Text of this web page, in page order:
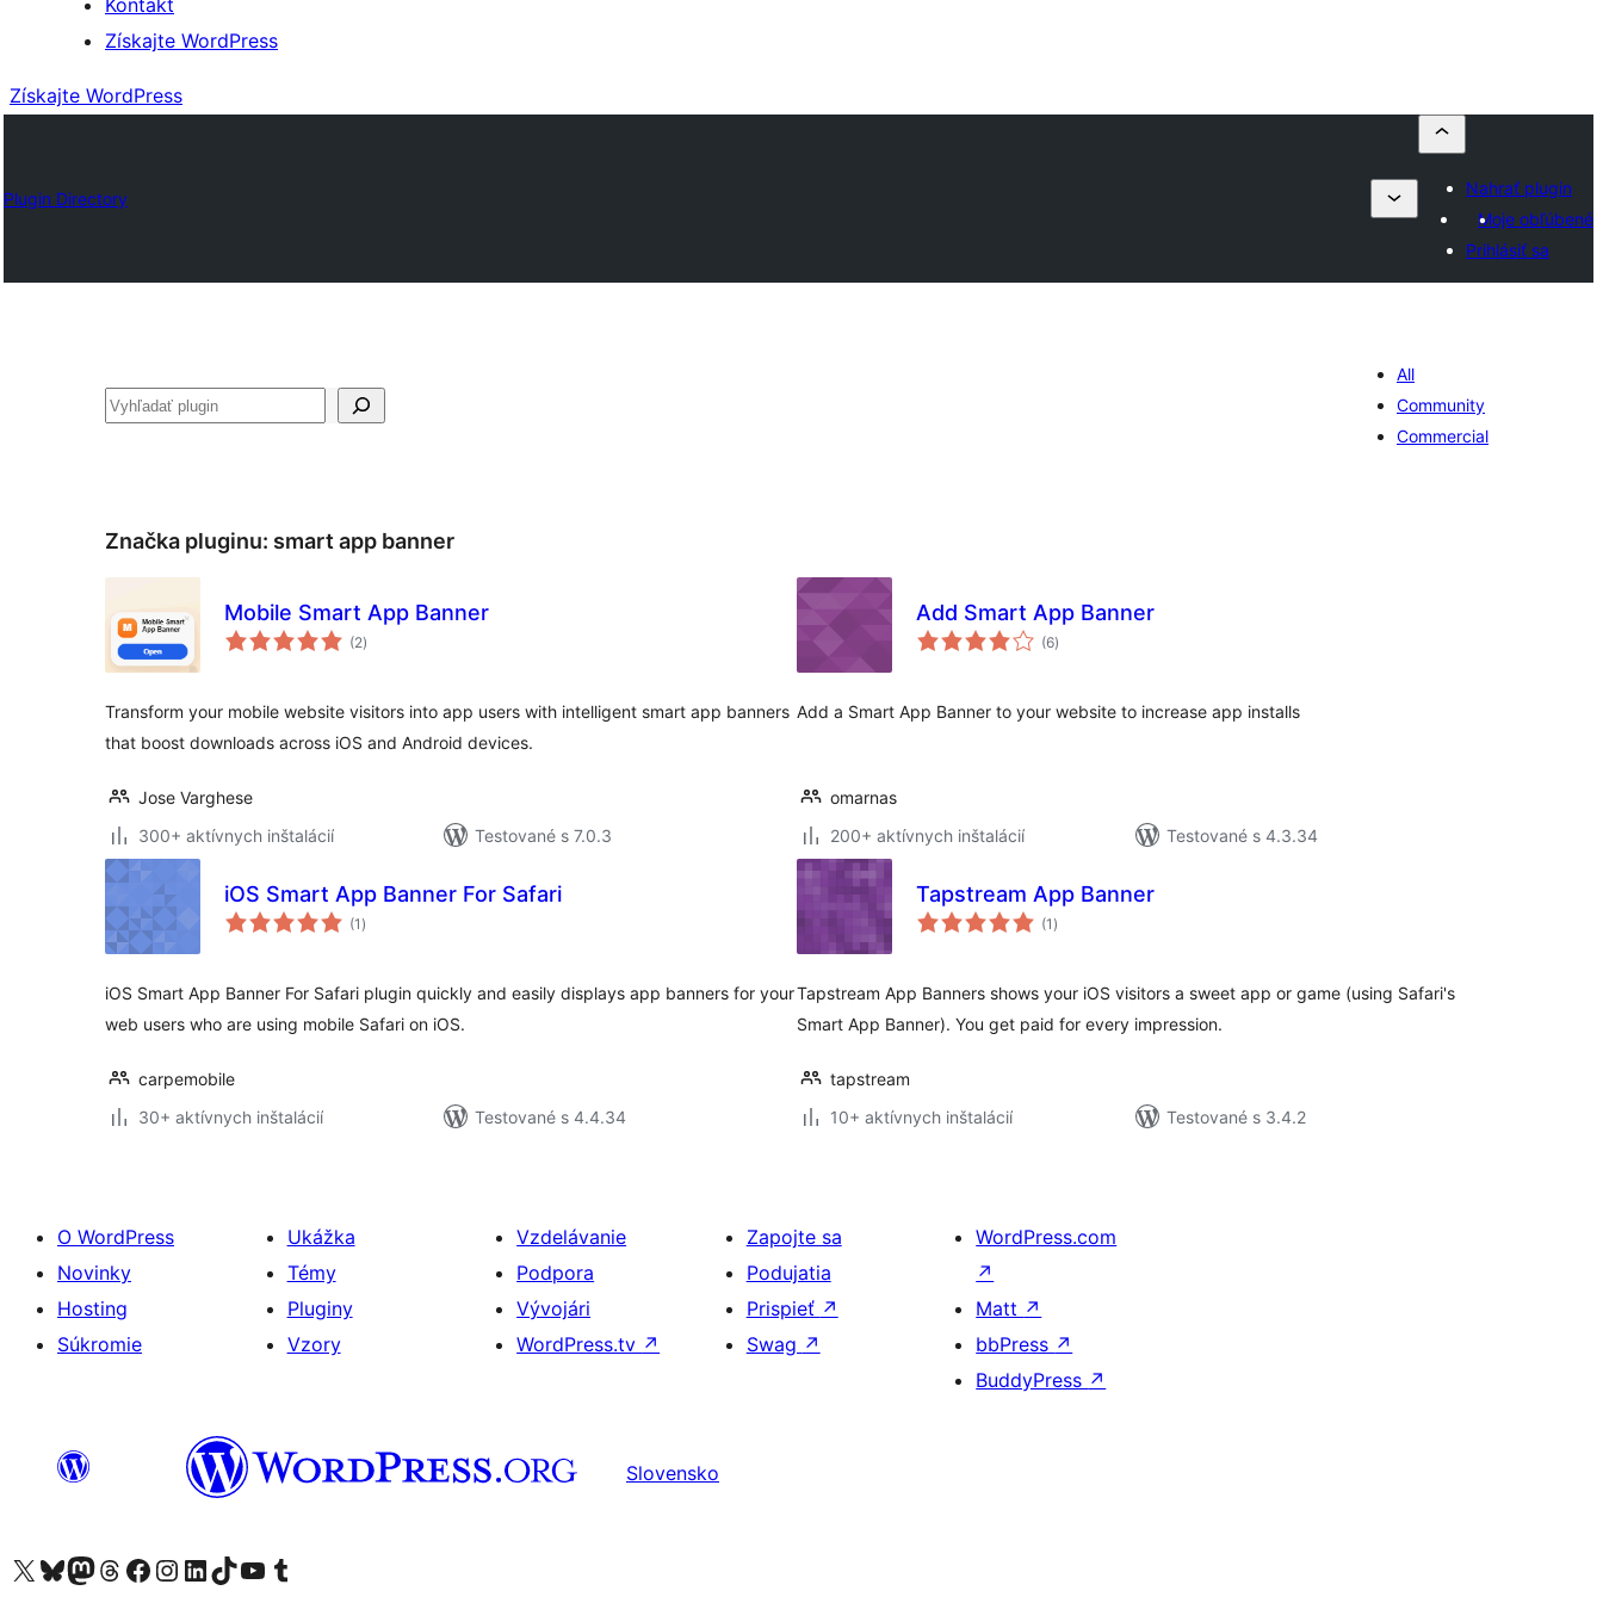
Kontakt
Získajte WordPress
Získajte WordPress
Plugin Directory
Nahrať plugin
Moje obľúbené
Prihlásiť sa
Hľadať
All
Community
Commercial
Značka pluginu: smart app banner
Mobile Smart App Banner
(2celkové
hodnotenie
)
Transform your mobile website visitors into app users with intelligent smart app banners
that boost downloads across iOS and Android devices.
Jose Varghese
300+ aktívnych inštalácií
Testované s 7.0.3
Add Smart App Banner
(6celkové
hodnotenie
)
Add a Smart App Banner to your website to increase app installs
omarnas
200+ aktívnych inštalácií
Testované s 4.3.34
iOS Smart App Banner For Safari
(1 celkové
hodnotenie
)
iOS Smart App Banner For Safari plugin quickly and easily displays app banners for your
web users who are using mobile Safari on iOS.
carpemobile
30+ aktívnych inštalácií
Testované s 4.4.34
Tapstream App Banner
(1 celkové
hodnotenie
)
Tapstream App Banners shows your iOS visitors a sweet app or game (using Safari's
Smart App Banner). You get paid for every impression.
tapstream
10+ aktívnych inštalácií
Testované s 3.4.2
O WordPress
Novinky
Hosting
Súkromie
Ukážka
Témy
Pluginy
Vzory
Vzdelávanie
Podpora
Vývojári
WordPress.tv ↗
Zapojte sa
Podujatia
Prispieť ↗
Swag ↗
WordPress.com
↗
Matt ↗
bbPress ↗
BuddyPress ↗
Slovensko
Navštívte náš účet na X (predtým Twitter)
Navštívte náš účet na platforme Bluesky
Navštívte náš účet na Mastodone
Navštívte náš účet na platforme Threads
Navštívte našu stránku na Facebooku
Navštívte náš účet Instagram
Navštívte náš účet LinkedIn
Navštívte náš účet na platforme TikTok
Navštívte náš kanál YouTube
Navštívte náš účet na platforme Tumblr